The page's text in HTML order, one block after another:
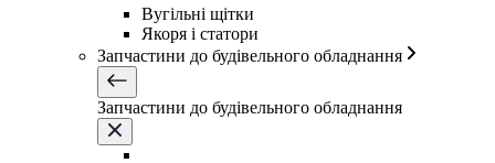
Вугільні щітки
Якоря і статори
Запчастини до будівельного обладнання
Запчастини до будівельного обладнання